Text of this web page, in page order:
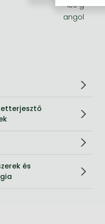
136 g
angol
és